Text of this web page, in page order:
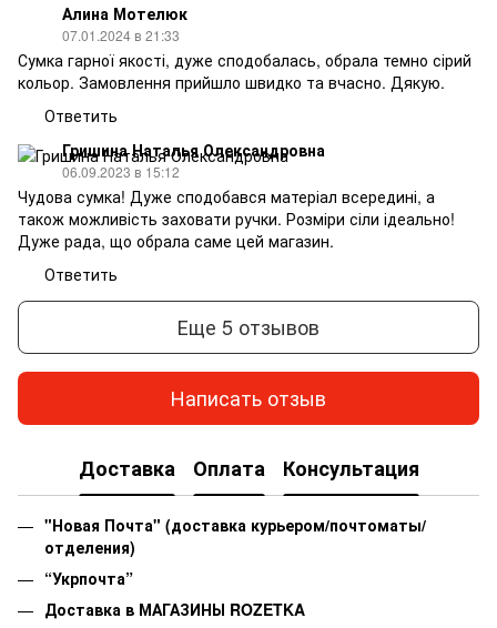
Алина Мотелюк
07.01.2024 в 21:33
Сумка гарної якості, дуже сподобалась, обрала темно сірий
кольор. Замовлення прийшло швидко та вчасно. Дякую.
Ответить
Гришина Наталья Олександровна
06.09.2023 в 15:12
Чудова сумка! Дуже сподобався матеріал всередині, а
також можливість заховати ручки. Розміри сіли ідеально!
Дуже рада, що обрала саме цей магазин.
Ответить
Еще 5 отзывов
Написать отзыв
Доставка Оплата Консультация
"Новая Почта" (доставка курьером/почтоматы/
отделения)
“Укрпочта”
Доставка в МАГАЗИНЫ ROZETKA